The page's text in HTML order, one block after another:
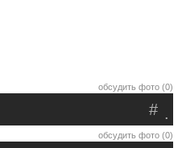
обсудить фото (0)
.
#
обсудить фото (0)